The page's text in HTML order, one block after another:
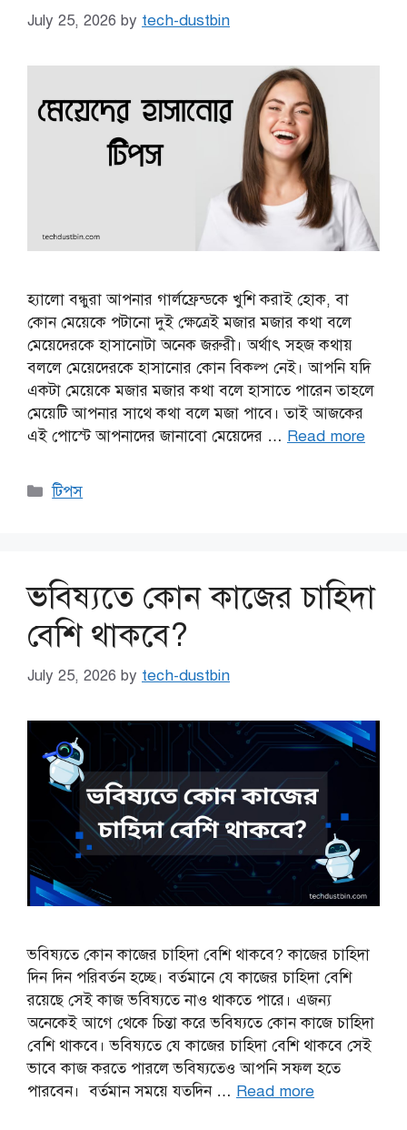
July 25, 2026 by tech-dustbin
হ্যালো বন্ধুরা আপনার গার্লফ্রেন্ডকে খুশি করাই হোক, বা
কোন মেয়েকে পটানো দুই ক্ষেত্রেই মজার মজার কথা বলে
মেয়েদেরকে হাসানোটা অনেক জরুরী। অর্থাৎ সহজ কথায়
বললে মেয়েদেরকে হাসানোর কোন বিকল্প নেই। আপনি যদি
একটা মেয়েকে মজার মজার কথা বলে হাসাতে পারেন তাহলে
মেয়েটি আপনার সাথে কথা বলে মজা পাবে। তাই আজকের
এই পোস্টে আপনাদের জানাবো মেয়েদের … Read more
Categories
টিপস
ভবিষ্যতে কোন কাজের চাহিদা
বেশি থাকবে?
July 25, 2026 by tech-dustbin
ভবিষ্যতে কোন কাজের চাহিদা বেশি থাকবে? কাজের চাহিদা
দিন দিন পরিবর্তন হচ্ছে। বর্তমানে যে কাজের চাহিদা বেশি
রয়েছে সেই কাজ ভবিষ্যতে নাও থাকতে পারে। এজন্য
অনেকেই আগে থেকে চিন্তা করে ভবিষ্যতে কোন কাজে চাহিদা
বেশি থাকবে। ভবিষ্যতে যে কাজের চাহিদা বেশি থাকবে সেই
ভাবে কাজ করতে পারলে ভবিষ্যতেও আপনি সফল হতে
পারবেন। বর্তমান সময়ে যতদিন … Read more